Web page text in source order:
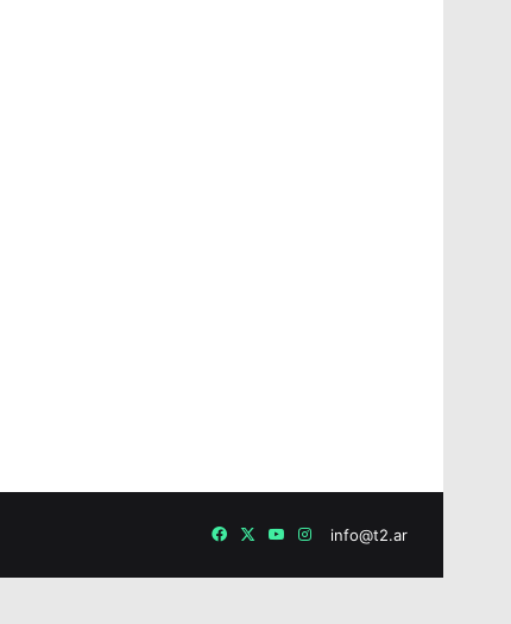
info@t2.ar
Facebook
X YouTube
Instagram